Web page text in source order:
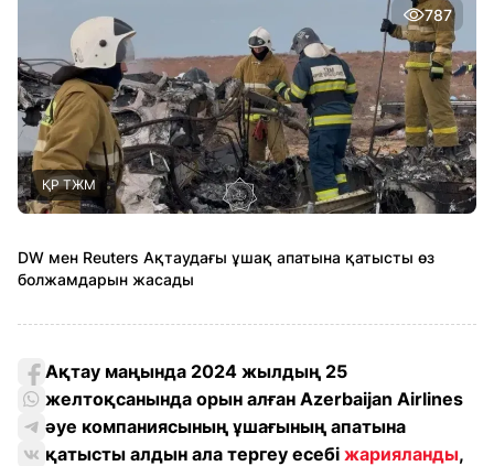
787
ҚР ТЖМ
DW мен Reuters Ақтаудағы ұшақ апатына қатысты өз
болжамдарын жасады
Ақтау маңында 2024 жылдың 25
желтоқсанында орын алған Azerbaijan Airlines
әуе компаниясының ұшағының апатына
қатысты алдын ала тергеу есебі жарияланды,